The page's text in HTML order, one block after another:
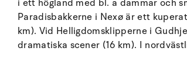
i ett högland med bl. a dammar och
Paradisbakkerne i Nexø är ett
km). Vid Helligdomsklipperne i
dramatiska scener (16 km). I